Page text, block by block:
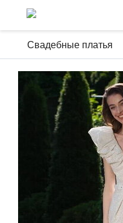
Свадебные платья